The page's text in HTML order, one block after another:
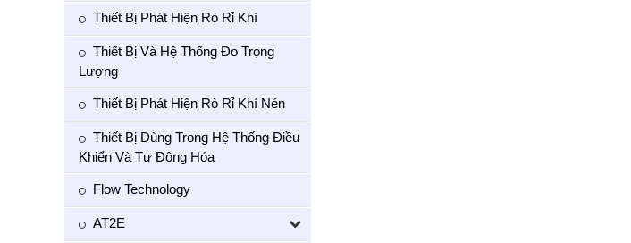
Thiết Bị Phát Hiện Rò Rỉ Khí
Thiết Bị Và Hệ Thống Đo Trọng
Lượng
Thiết Bị Phát Hiện Rò Rỉ Khí Nén
Thiết Bị Dùng Trong Hệ Thống Điều
Khiển Và Tự Động Hóa
Flow Technology
AT2E